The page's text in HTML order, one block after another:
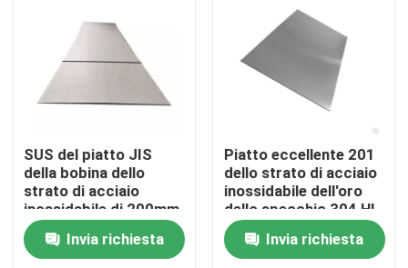
Casa
Chi siamo
SUS del piatto JIS
della bobina dello
strato di acciaio
inossidabile di 200mm
ASTM 304 304l 316l
310 410 430Invia richiesta
Piatto eccellente 201
dello strato di acciaio
inossidabile dell'oro
dello specchio 304 HL
2D di 1219Mm
Invia richiesta